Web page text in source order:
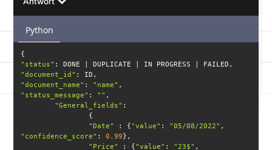
Python
"status"
"document_id"
"document_name" : "name"
"status_message" : ""
"General_fields"
"Date"
: {"value" : "05/08/2022"
"confidence_score" : 0.99
"Price"
: {"value" : "23$"